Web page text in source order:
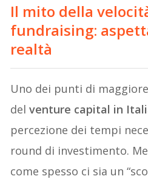
Il mito della
fundraising:
realtà
Uno dei punti di
delventure capital in
percezione dei tempi
round di investimento.
come spesso ci sia un